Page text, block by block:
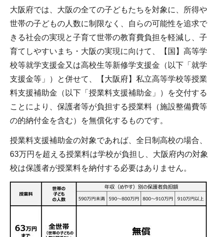
大阪府では、大阪の全ての子どもたちを対象に、所得や
世帯の子どもの人数に制限なく、自らの可能性を追求で
きる社会の実現と子育て世帯の教育費負担を軽減し、子
育てしやすいまち・大阪の実現に向けて、【国】高等学
校等就学支援金又は高校生等新修学支援金（以下「就学
支援金等」）と併せて、【大阪府】私立高等学校等授業
料支援補助金（以下「授業料支援補助金」）を交付する
ことにより、保護者等が負担する授業料（施設整備費等
の的納付金を含む）を無償化するものです。
授業料支援補助金の対象であれば、全日制高校の場合、
63万円を超える授業料は学校が負担し、大阪府内の対象
校は保護者が授業料を納付する必要はありません。